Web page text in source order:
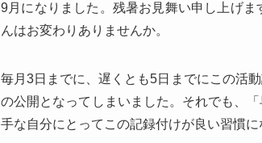
9月になりました。残暑お見舞い申し上げ
んはお変わりありませんか。
毎月3日までに、遅くとも5日までにこの活
の公開となってしまいました。それでも、
手な自分にとってこの記録付けが良い習慣